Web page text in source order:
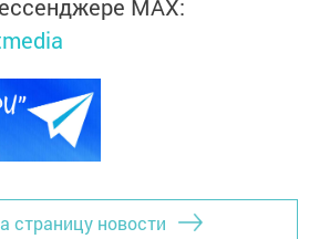
MАХ:
страницу новости